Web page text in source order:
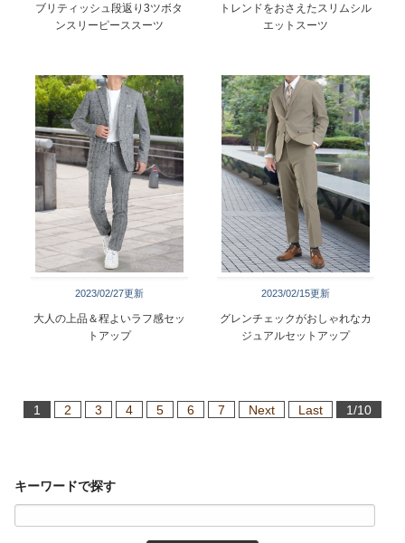
ブリティッシュ段返り3ツボタ
ンスリーピーススーツ
トレンドをおさえたスリムシル
エットスーツ
2023/02/27更新
大人の上品＆程よいラフ感セッ
トアップ
2023/02/15更新
グレンチェックがおしゃれなカ
ジュアルセットアップ
1 2 3 4 5 6 7 Next Last 1/10
キーワードで探す